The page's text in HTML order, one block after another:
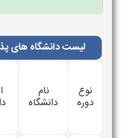
لیست دانشگاه های
نوع
دوره
نام
دانشگاه